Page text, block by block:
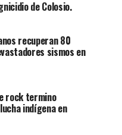
de Colosio.
recuperan 80
sismos en
rock termino
indígena en